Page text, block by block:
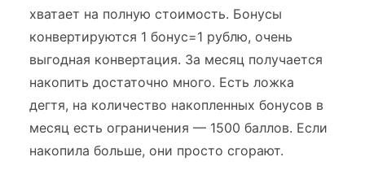
хватает на полную стоимость. Бонусы
конвертируются 1 бонус=1 рублю, очень
выгодная конвертация. За месяц получается
накопить достаточно много. Есть ложка
дегтя, на количество накопленных бонусов в
месяц есть ограничения — 1500 баллов. Если
накопила больше, они просто сгорают.